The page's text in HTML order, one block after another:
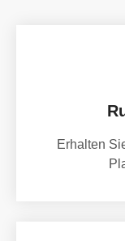
Erhalten